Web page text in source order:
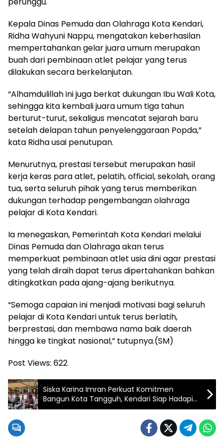
Kepala Dinas Pemuda dan Olahraga Kota Kendari,
Ridha Wahyuni Nappu, mengatakan keberhasilan
mempertahankan gelar juara umum merupakan
buah dari pembinaan atlet pelajar yang terus
dilakukan secara berkelanjutan.
“Alhamdulillah ini juga berkat dukungan Ibu Wali Kota,
sehingga kita kembali juara umum tiga tahun
berturut-turut, sekaligus mencatat sejarah baru
setelah delapan tahun penyelenggaraan Popda,”
kata Ridha usai penutupan.
Menurutnya, prestasi tersebut merupakan hasil
kerja keras para atlet, pelatih, official, sekolah, orang
tua, serta seluruh pihak yang terus memberikan
dukungan terhadap pengembangan olahraga
pelajar di Kota Kendari.
Ia menegaskan, Pemerintah Kota Kendari melalui
Dinas Pemuda dan Olahraga akan terus
memperkuat pembinaan atlet usia dini agar prestasi
yang telah diraih dapat terus dipertahankan bahkan
ditingkatkan pada ajang-ajang berikutnya.
“Semoga capaian ini menjadi motivasi bagi seluruh
pelajar di Kota Kendari untuk terus berlatih,
berprestasi, dan membawa nama baik daerah
hingga ke tingkat nasional,” tutupnya.(SM)
Post Views: 622
Siska Karina Imran Perkuat Komitmen
Bangun Kota Tangguh, Kendari Siap Hadapi
Tantangan Pangan dan Bencana